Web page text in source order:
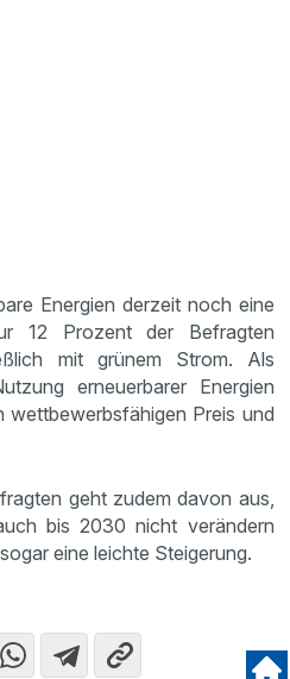
Energien derzeit noch eine
12 Prozent der Befragten
mit grünem Strom. Als
erneuerbarer Energien
wettbewerbsfähigen Preis und
geht zudem davon aus,
bis 2030 nicht verändern
eine leichte Steigerung.